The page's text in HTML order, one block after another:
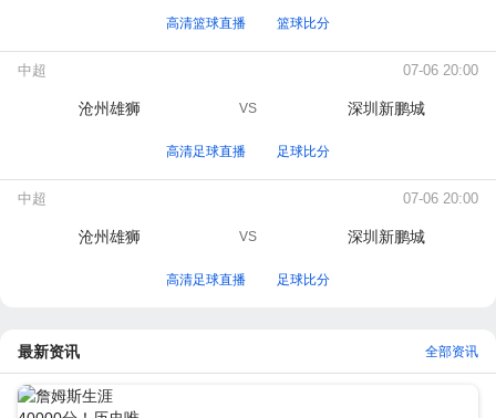
高清篮球直播 篮球比分
中超 07-06 20:00
沧州雄狮 VS 深圳新鹏城
高清足球直播 足球比分
中超 07-06 20:00
沧州雄狮 VS 深圳新鹏城
高清足球直播 足球比分
最新资讯 全部资讯